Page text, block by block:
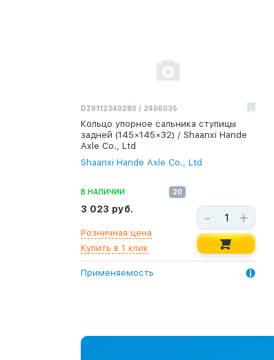
DZ9112340280 / 2406035
Кольцо упорное сальника ступицы
задней (145×145×32) / Shaanxi Hande
Axle Co., Ltd
Shaanxi Hande Axle Co., Ltd
В НАЛИЧИИ 20
3 023 руб.
Розничная цена
Купить в 1 клик
- +
Применяемость